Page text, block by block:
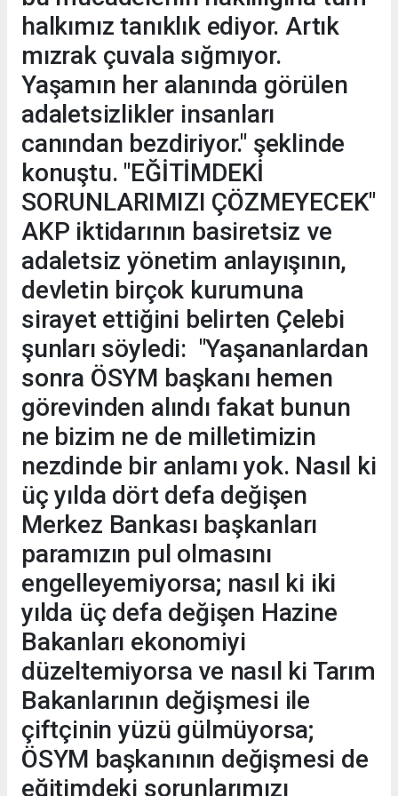
halkımız tanıklık ediyor. Artık
mızrak çuvala sığmıyor.
Yaşamın her alanında görülen
adaletsizlikler insanları
canından bezdiriyor." şeklinde
konuştu. "EĞİTİMDEKİ
SORUNLARIMIZI ÇÖZMEYECEK"
AKP iktidarının basiretsiz ve
adaletsiz yönetim anlayışının,
devletin birçok kurumuna
sirayet ettiğini belirten Çelebi
şunları söyledi: "Yaşananlardan
sonra ÖSYM başkanı hemen
görevinden alındı fakat bunun
ne bizim ne de milletimizin
nezdinde bir anlamı yok. Nasıl ki
üç yılda dört defa değişen
Merkez Bankası başkanları
paramızın pul olmasını
engelleyemiyorsa; nasıl ki iki
yılda üç defa değişen Hazine
Bakanları ekonomiyi
düzeltemiyorsa ve nasıl ki Tarım
Bakanlarının değişmesi ile
çiftçinin yüzü gülmüyorsa;
ÖSYM başkanının değişmesi de
eğitimdeki sorunlarımızı